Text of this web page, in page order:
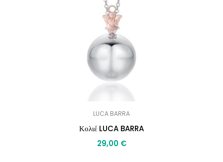
LUCA BARRA
Κολιέ LUCA BARRA
29,00 €